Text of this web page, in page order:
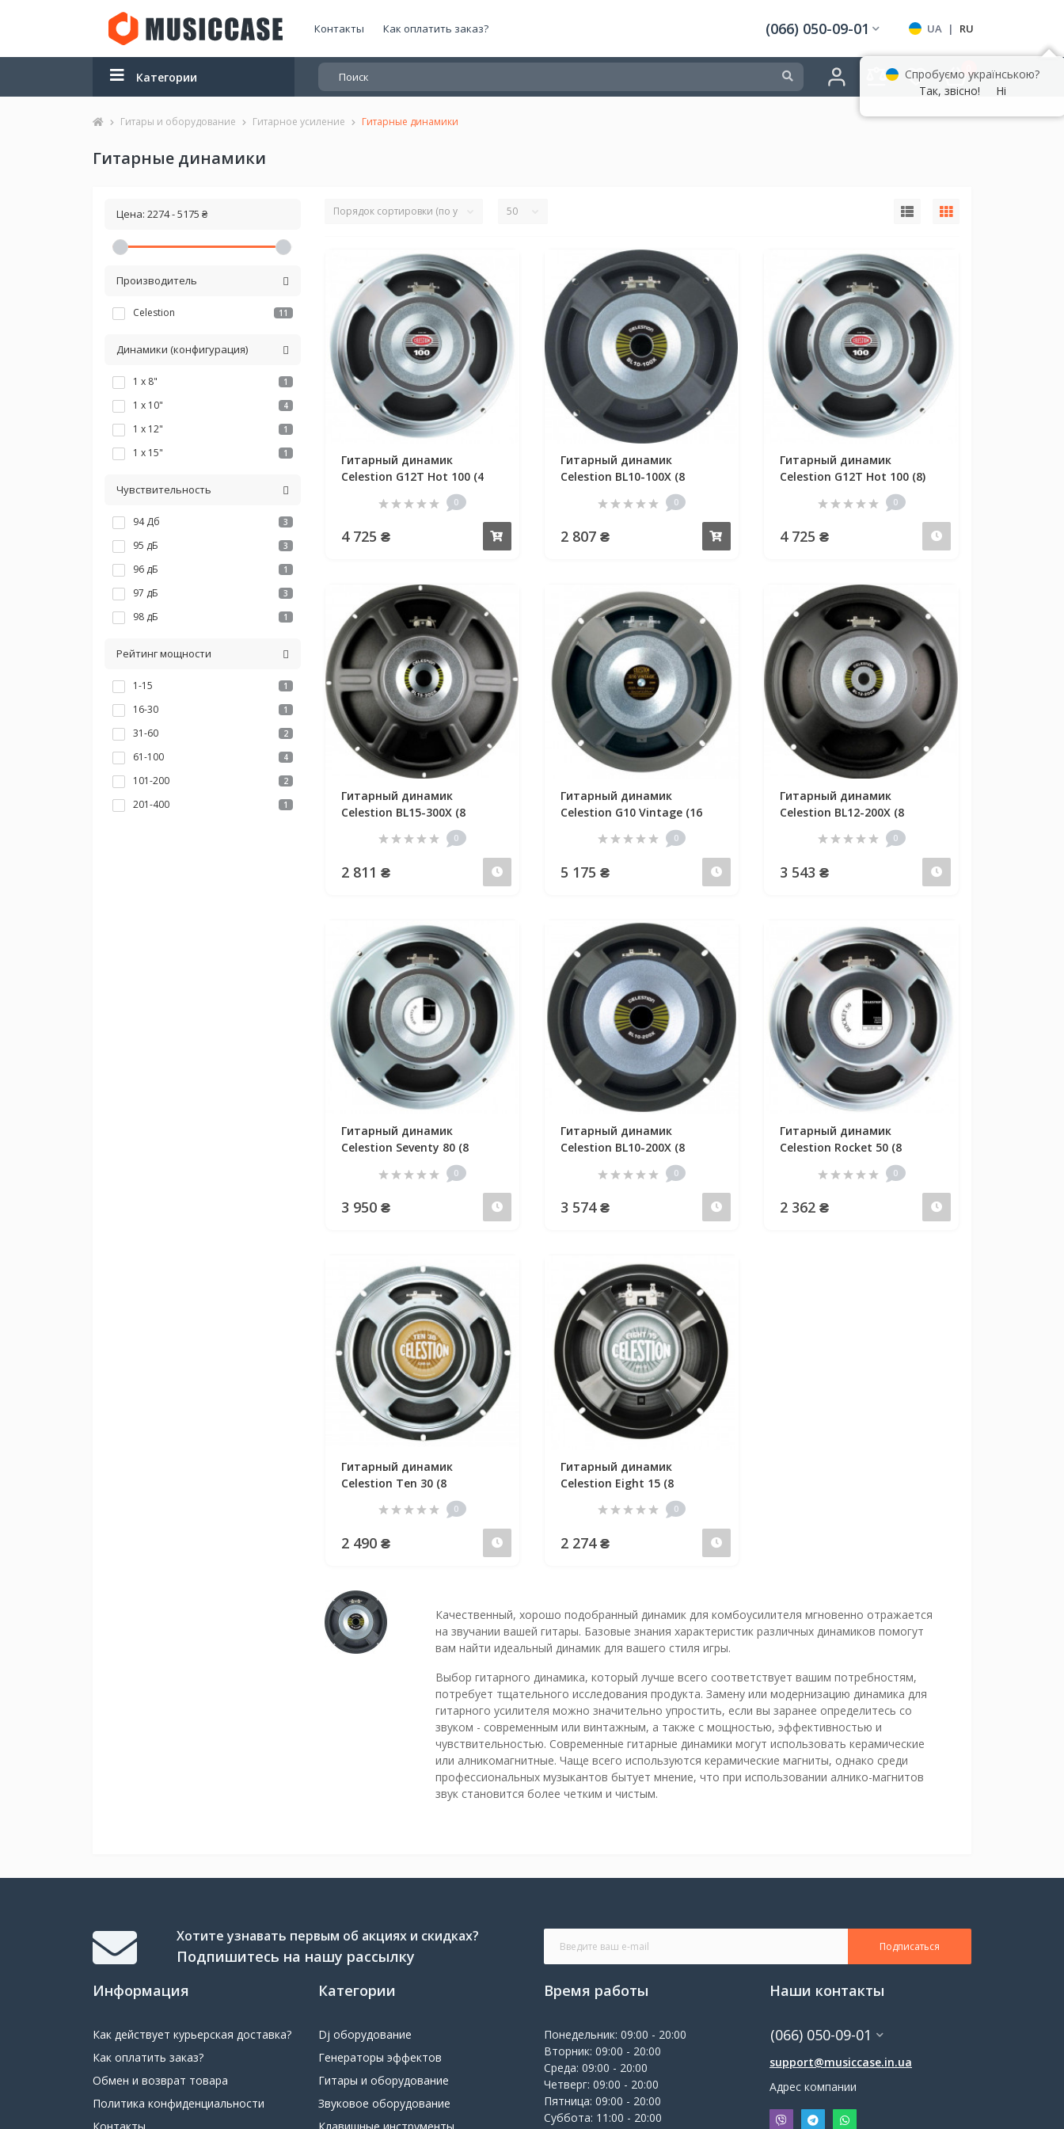
Контакты Как оплатить заказ? (066) 050-09-01 UA | RU
Категории
Гитары и оборудование Гитарное усиление Гитарные динамики
Гитарные динамики
Цена: 2274-5175 ₴
Производитель
Celestion 11
Динамики (конфигурация)
1 x 8" 1
1 x 10" 4
1 x 12" 1
1 x 15" 1
Чувствительность
94 Дб 3
95 дБ 3
96 дБ 1
97 дБ 3
98 дБ 1
Рейтинг мощности
1-15 1
16-30 1
31-60 2
61-100 4
101-200 2
201-400 1
Гитарный динамик
Celestion G12T Hot 100 (4
0
4 725 ₴
Гитарный динамик
Celestion BL10-100X (8
0
2 807 ₴
Гитарный динамик
Celestion G12T Hot 100 (8)
0
4 725 ₴
Гитарный динамик
Celestion BL15-300X (8
0
2 811 ₴ Предзаказ
Гитарный динамик
Celestion G10 Vintage (16
0
5 175 ₴ Предзаказ
Гитарный динамик
Celestion BL12-200X (8
0
3 543 ₴
Гитарный динамик
Celestion Seventy 80 (8
0
3 950 ₴ Предзаказ
Гитарный динамик
Celestion BL10-200X (8
0
3 574 ₴ Предзаказ
Гитарный динамик
Celestion Rocket 50 (8
0
2 362 ₴
Гитарный динамик
Celestion Ten 30 (8
0
2 490 ₴ Предзаказ
Гитарный динамик
Celestion Eight 15 (8
0
2 274 ₴
Качественный, хорошо подобранный динамик для комбоусилителя мгновенно отражается
на звучании вашей гитары. Базовые знания характеристик различных динамиков помогут
вам найти идеальный динамик для вашего стиля игры.
Выбор гитарного динамика, который лучше всего соответствует вашим потребностям,
потребует тщательного исследования продукта. Замену или модернизацию динамика для
гитарного усилителя можно значительно упростить, если вы заранее определитесь со
звуком - современным или винтажным, а также с мощностью, эффективностью и
чувствительностью. Современные гитарные динамики могут использовать керамические
или алникомагнитные. Чаще всего используются керамические магниты, однако среди
профессиональных музыкантов бытует мнение, что при использовании алнико-магнитов
звук становится более четким и чистым.
Хотите узнавать первым об акциях и скидках?
Подпишитесь на нашу рассылку
Подписаться
Информация
Как действует курьерская доставка?
Как оплатить заказ?
Обмен и возврат товара
Политика конфиденциальности
Категории
Dj оборудование
Генераторы эффектов
Гитары и оборудование
Звуковое оборудование
Время работы
Понедельник: 09:00 - 20:00
Вторник: 09:00 - 20:00
Среда: 09:00 - 20:00
Четверг: 09:00 - 20:00
Пятница: 09:00 - 20:00
Суббота: 11:00 - 20:00
Наши контакты
(066) 050-09-01
support@musiccase.in.ua
Адрес компании
Спробуємо українською?
Так, звісно!
Ні